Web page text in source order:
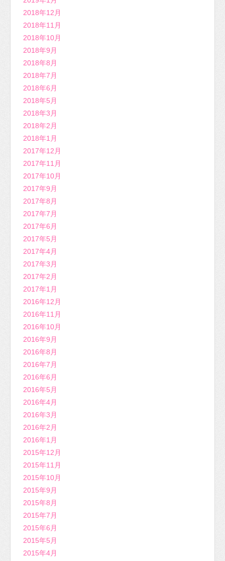
2018年12月
2018年11月
2018年10月
2018年9月
2018年8月
2018年7月
2018年6月
2018年5月
2018年3月
2018年2月
2018年1月
2017年12月
2017年11月
2017年10月
2017年9月
2017年8月
2017年7月
2017年6月
2017年5月
2017年4月
2017年3月
2017年2月
2017年1月
2016年12月
2016年11月
2016年10月
2016年9月
2016年8月
2016年7月
2016年6月
2016年5月
2016年4月
2016年3月
2016年2月
2016年1月
2015年12月
2015年11月
2015年10月
2015年9月
2015年8月
2015年7月
2015年6月
2015年5月
2015年4月